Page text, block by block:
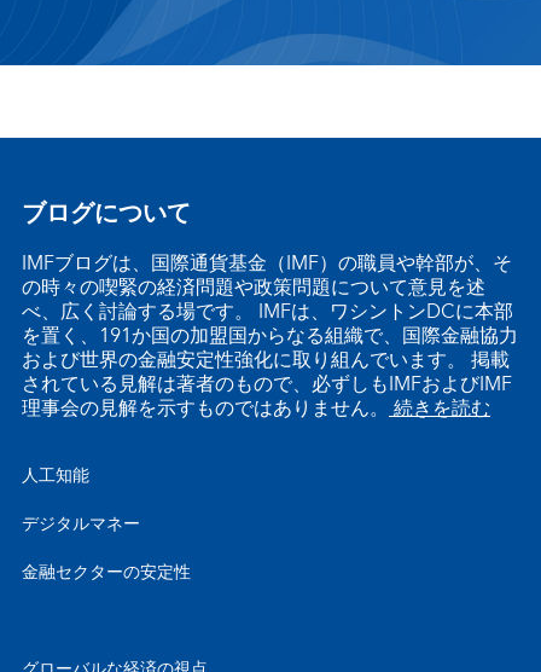
ブログについて
IMFブログは、国際通貨基金（IMF）の職員や幹部が、そ
の時々の喫緊の経済問題や政策問題について意見を述
べ、広く討論する場です。 IMFは、ワシントンDCに本部
を置く、191か国の加盟国からなる組織で、国際金融協力
および世界の金融安定性強化に取り組んでいます。 掲載
されている見解は著者のもので、必ずしもIMFおよびIMF
理事会の見解を示すものではありません。 続きを読む
人工知能
デジタルマネー
金融セクターの安定性